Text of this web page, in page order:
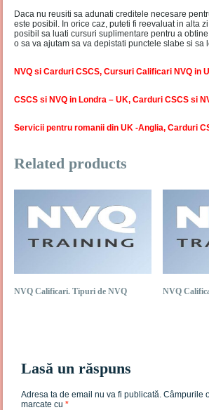
Daca nu reusiti sa adunati creditele necesare
este posibil. In orice caz, puteti fi reevaluat in alta
posibil sa luati cursuri suplimentare pentru a
o sa va ajutam sa va depistati punctele slabe si sa
NVQ si Carduri CSCS, Cursuri Calificari NVQ in
CSCS si NVQ in Londra – UK, Carduri CSCS si
Servicii pentru romanii din UK -Anglia, Carduri
Related products
NVQ Calificari. Tipuri de NVQ NVQ
Lasă un răspuns
Adresa ta de email nu va fi publicată. Câmpurile
marcate cu*